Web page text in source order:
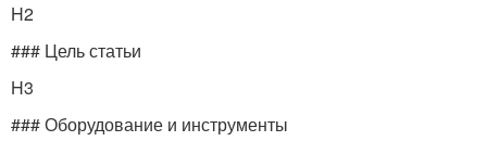
H2
### Цель статьи
H3
### Оборудование и инструменты